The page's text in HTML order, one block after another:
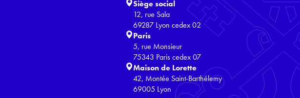
Siège social
12, rue Sala
69287 Lyon cedex 02
Paris
5, rue Monsieur
75343 Paris cedex 07
Maison de Lorette
42, Montée Saint-Barthélemy
69005 Lyon